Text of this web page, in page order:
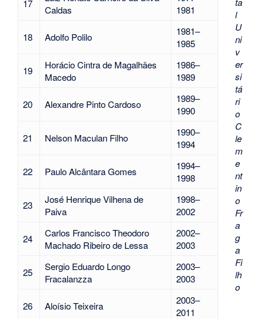
l
U
ni
v
er
si
tá
ri
o
C
le
m
e
nt
in
o
Fr
a
g
a
Fi
lh
o
17
Caldas
1981
18 Adolfo Polilo
1981–
1985
19
Horácio Cintra de Magalhães
Macedo
1986–
1989
20 Alexandre Pinto Cardoso
1989–
1990
21 Nelson Maculan Filho
1990–
1994
22 Paulo Alcântara Gomes
1994–
1998
23
José Henrique Vilhena de
Paiva
1998–
2002
24
Carlos Francisco Theodoro
Machado Ribeiro de Lessa
2002–
2003
25
Sergio Eduardo Longo
Fracalanzza
2003–
2003
26 Aloísio Teixeira
2003–
2011